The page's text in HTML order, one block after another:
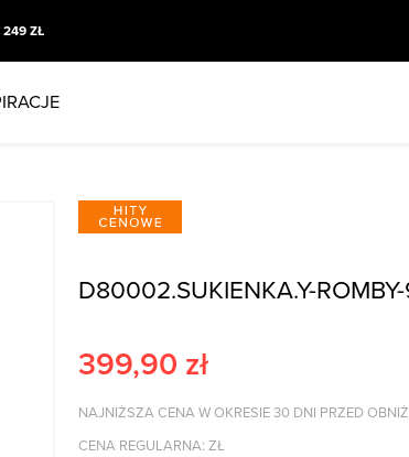
249 ZŁ
D80002.SUKIENKA.Y-
399,90 zł
NAJNIŻSZA CENA W OKRESIE 30 DNI PRZED
CENA REGULARNA: ZŁ